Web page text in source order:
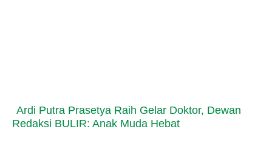
Ardi Putra Prasetya Raih Gelar Doktor, Dewan
Redaksi BULIR: Anak Muda Hebat